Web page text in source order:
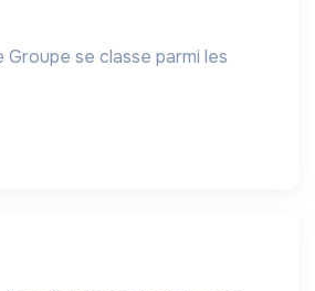
se classe parmi les